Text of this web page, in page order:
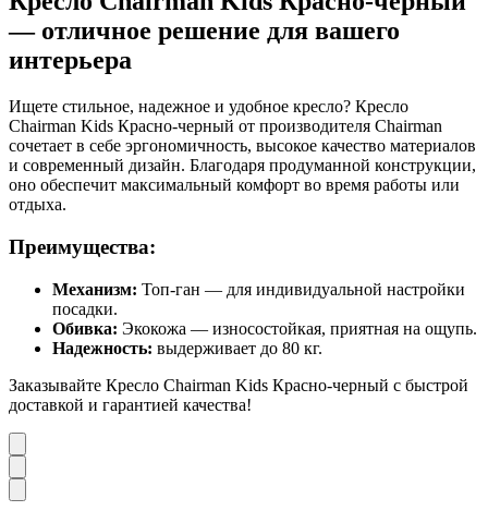
— отличное решение для вашего
интерьера
Ищете стильное, надежное и удобное кресло? Кресло
Chairman Kids Красно-черный от производителя Chairman
сочетает в себе эргономичность, высокое качество материалов
и современный дизайн. Благодаря продуманной конструкции,
оно обеспечит максимальный комфорт во время работы или
отдыха.
Преимущества:
Механизм: Топ-ган — для индивидуальной настройки
посадки.
Обивка: Экокожа — износостойкая, приятная на ощупь.
Надежность: выдерживает до 80 кг.
Заказывайте Кресло Chairman Kids Красно-черный с быстрой
доставкой и гарантией качества!